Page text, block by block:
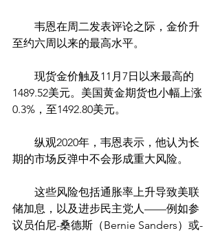
韦恩在周二发表评论之际，金价升
至约六周以来的最高水平。
现货金价触及11月7日以来最高的
1489.52美元。美国黄金期货也小幅上涨
0.3%，至1492.80美元。
纵观2020年，韦恩表示，他认为长
期的市场反弹中不会形成重大风险。
这些风险包括通胀率上升导致美联
储加息，以及进步民主党人——例如参
议员伯尼-桑德斯（Bernie Sanders）或-